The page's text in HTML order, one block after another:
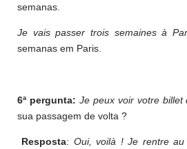
semanas.
Je vais passer trois semaines à
semanas em Paris.
6ª pergunta: Je peux voir votre billet
sua passagem de volta ?
Resposta: Oui, voilà ! Je rentre